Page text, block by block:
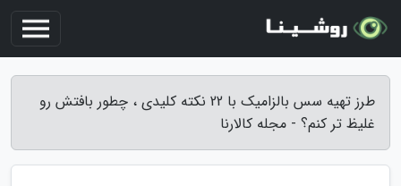
طرز تهیه سس بالزامیک با 22 نکته کلیدی ، چطور بافتش رو
غلیظ تر کنم؟ - مجله کالارنا